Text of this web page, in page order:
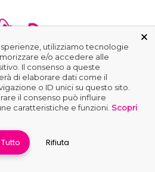
0
utilizziamo tecnologie
e/o accedere alle
Il consenso a queste
di elaborare dati come il
o ID unici su questo sito.
il consenso può influire
caratteristiche e funzioni. Scopri
Rifiuta